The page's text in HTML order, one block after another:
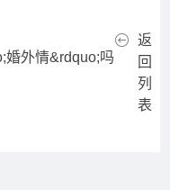
婚外情&rdquo;吗
返
回
列
表